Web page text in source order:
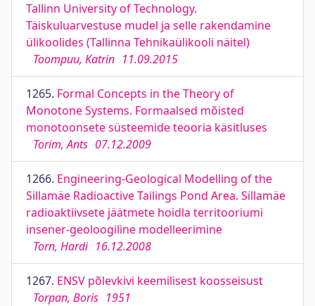
Tallinn University of Technology.
Täiskuluarvestuse mudel ja selle rakendamine
ülikoolides (Tallinna Tehnikaülikooli näitel)
Toompuu, Katrin 11.09.2015
1265. Formal Concepts in the Theory of
Monotone Systems. Formaalsed mõisted
monotoonsete süsteemide teooria käsitluses
Torim, Ants 07.12.2009
1266. Engineering-Geological Modelling of the
Sillamäe Radioactive Tailings Pond Area. Sillamäe
radioaktiivsete jäätmete hoidla territooriumi
insener-geoloogiline modelleerimine
Torn, Hardi 16.12.2008
1267. ENSV põlevkivi keemilisest koosseisust
Torpan, Boris 1951